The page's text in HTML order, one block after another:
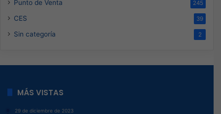
Punto de Venta 245
CES 39
Sin categoría 2
MÁS VISTAS
29 de diciembre de 2023